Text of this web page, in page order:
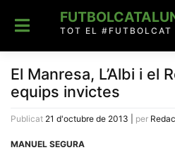
content
TOT EL #FUTBOLCAT
El Manresa, L’Albi i el
equips invictes
Publicat 21 d'octubre de 2013 per
MANUEL SEGURA